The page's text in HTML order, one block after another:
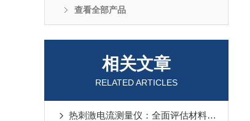
查看全部产品
相关文章
RELATED ARTICLES
热刺激电流测量仪：全面评估材料热学性质与性能表现的工具